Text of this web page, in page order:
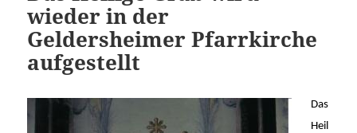
wieder in der
Geldersheimer Pfarrkirche
aufgestellt
Das
Heil